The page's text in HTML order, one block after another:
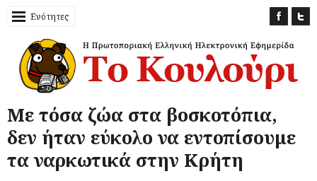
Ενότητες
Με τόσα ζώα στα βοσκοτόπια,
δεν ήταν εύκολο να εντοπίσουμε
τα ναρκωτικά στην Κρήτη